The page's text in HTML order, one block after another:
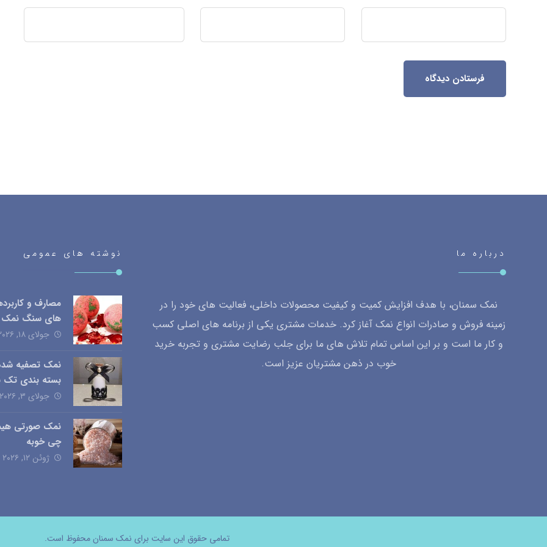
فرستادن دیدگاه
درباره ما
نمک سمنان، با هدف افزایش کمیت و کیفیت محصولات داخلی، فعالیت های خود را در
زمینه فروش و صادرات انواع نمک آغاز کرد. خدمات مشتری یکی از برنامه های اصلی کسب
و کار ما است و بر این اساس تمام تلاش های ما برای جلب رضایت مشتری و تجربه خرید
خوب در ذهن مشتریان عزیز است.
نوشته های عمومی
مصارف و
های سنگ نمک
جولای ۱۸, ۲۰۲۶
نمک تصفیه
بسته بندی تک
جولای ۳, ۲۰۲۶
نمک صورتی
چی خوبه
ژوئن ۱۲, ۲۰۲۶
تمامی حقوق این سایت برای نمک سمنان محفوظ است.